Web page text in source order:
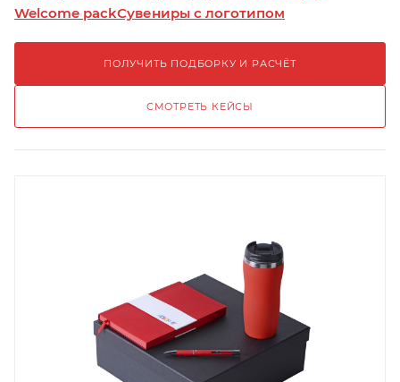
Welcome packСувениры с логотипом
ПОЛУЧИТЬ ПОДБОРКУ И РАСЧЁТ
СМОТРЕТЬ КЕЙСЫ